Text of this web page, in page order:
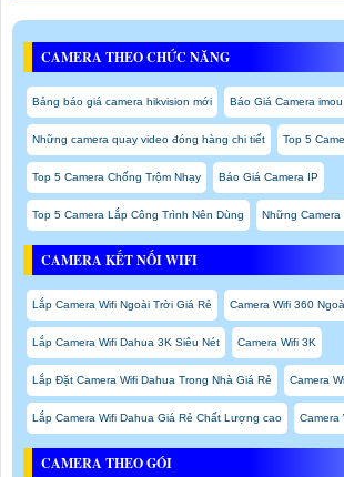
CAMERA THEO CHỨC NĂNG
Bảng báo giá camera hikvision mới Báo Giá Camera
Những camera quay video đóng hàng chi tiết Top 5
Top 5 Camera Chống Trộm Nhạy Báo Giá Camera IP
Top 5 Camera Lắp Công Trình Nên Dùng Những
CAMERA KẾT NỐI WIFI
Lắp Camera Wifi Ngoài Trời Giá Rẻ Camera Wifi 360
Lắp Camera Wifi Dahua 3K Siêu Nét Camera Wifi 3K
Lắp Đặt Camera Wifi Dahua Trong Nhà Giá Rẻ Camera
Lắp Camera Wifi Dahua Giá Rẻ Chất Lượng cao Camera
CAMERA THEO GÓI